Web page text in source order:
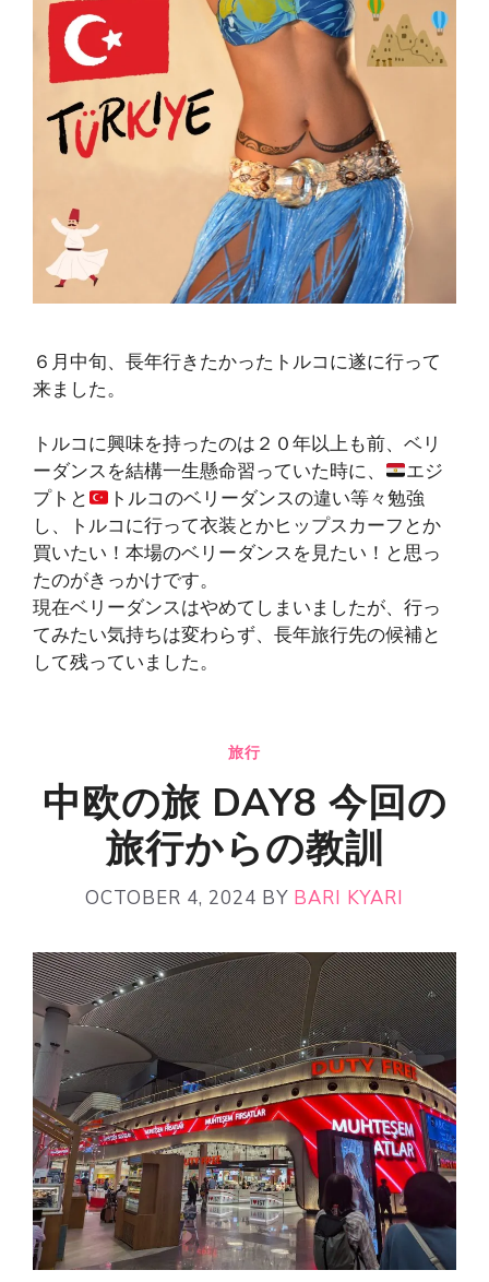
６月中旬、長年行きたかったトルコに遂に行って
来ました。
トルコに興味を持ったのは２０年以上も前、ベリ
ーダンスを結構一生懸命習っていた時に、
エジ
プトと
トルコのベリーダンスの違い等々勉強
し、トルコに行って衣装とかヒップスカーフとか
買いたい！本場のベリーダンスを見たい！と思っ
たのがきっかけです。
現在ベリーダンスはやめてしまいましたが、行っ
てみたい気持ちは変わらず、長年旅行先の候補と
して残っていました。
旅行
中欧の旅 DAY8 今回の
旅行からの教訓
OCTOBER 4, 2024 BY BARI KYARI